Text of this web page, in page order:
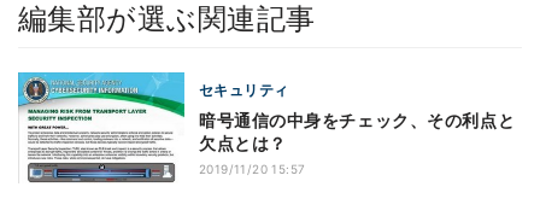
編集部が選ぶ関連記事
セキュリティ
暗号通信の中身をチェック、その利点と
欠点とは？
2019/11/20 15:57